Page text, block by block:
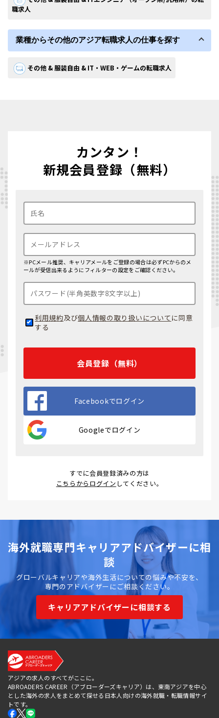
職求人
業種からその他のアジア転職求人の仕事を探す
その他 & 服装自由 & IT・WEB・ゲームの転職求人
カンタン！
新規会員登録（無料）
※PCメール推奨、キャリアメールをご登録の場合は必ずPCからのメ
ールが受信出来るようにフィルターの設定をご確認ください。
利用規約及び個人情報の取り扱いについて に同意
する
会員登録（無料）
Facebookでログイン
Googleでログイン
すでに会員登録済みの方は
こちらからログイン してください。
海外就職専門キャリアアドバイザーに相
談
グローバルキャリアや海外生活についての悩みや不安を、
専門のアドバイザーにご相談ください。
キャリアアドバイザーに相談する
アジアの求人のすべてがここに。
ABROADERS CAREER（アブローダーズキャリア）は、東南アジアを中心
とした海外の求人をまとめて探せる日本人向けの海外就職・転職情報サイ
トです。